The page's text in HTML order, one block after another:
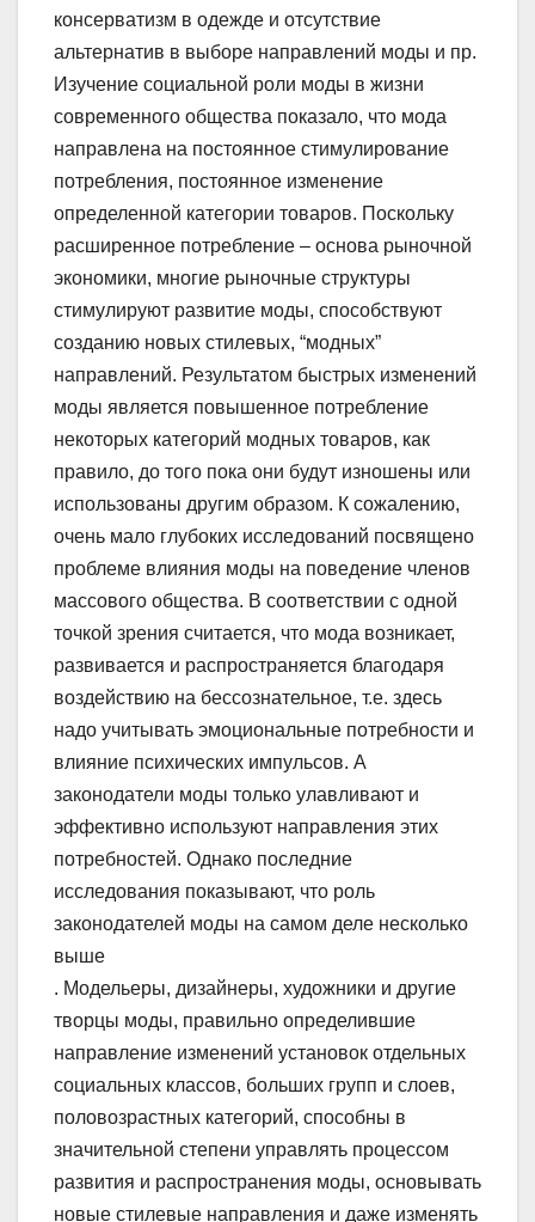
консерватизм в одежде и отсутствие
альтернатив в выборе направлений моды и пр.
Изучение социальной роли моды в жизни
современного общества показало, что мода
направлена на постоянное стимулирование
потребления, постоянное изменение
определенной категории товаров. Поскольку
расширенное потребление – основа рыночной
экономики, многие рыночные структуры
стимулируют развитие моды, способствуют
созданию новых стилевых, “модных”
направлений. Результатом быстрых изменений
моды является повышенное потребление
некоторых категорий модных товаров, как
правило, до того пока они будут изношены или
использованы другим образом. К сожалению,
очень мало глубоких исследований посвящено
проблеме влияния моды на поведение членов
массового общества. В соответствии с одной
точкой зрения считается, что мода возникает,
развивается и распространяется благодаря
воздействию на бессознательное, т.е. здесь
надо учитывать эмоциональные потребности и
влияние психических импульсов. А
законодатели моды только улавливают и
эффективно используют направления этих
потребностей. Однако последние
исследования показывают, что роль
законодателей моды на самом деле несколько
выше
. Модельеры, дизайнеры, художники и другие
творцы моды, правильно определившие
направление изменений установок отдельных
социальных классов, больших групп и слоев,
половозрастных категорий, способны в
значительной степени управлять процессом
развития и распространения моды, основывать
новые стилевые направления и даже изменять